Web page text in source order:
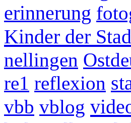
erinnerung
Kinder der
nellingen
re1 reflexion
vbb vblog